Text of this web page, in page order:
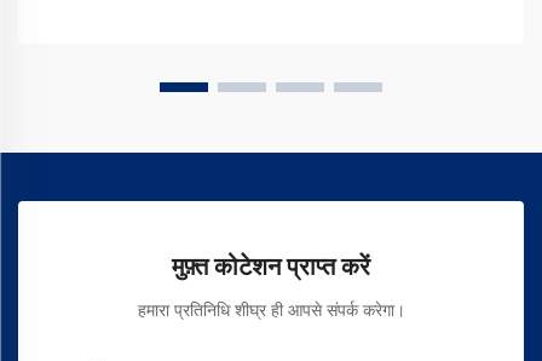
मुफ़्त कोटेशन प्राप्त करें
हमारा प्रतिनिधि शीघ्र ही आपसे संपर्क करेगा।